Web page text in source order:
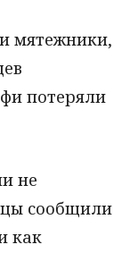
мятежники,
потеряли
не
сообщили
как